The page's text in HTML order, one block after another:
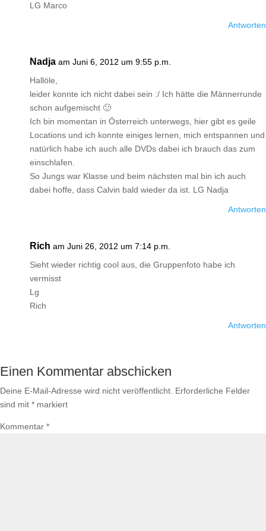
LG Marco
Antworten
Nadja am Juni 6, 2012 um 9:55 p.m.
Hallöle,
leider konnte ich nicht dabei sein :/ Ich hätte die Männerrunde
schon aufgemischt 🙂
Ich bin momentan in Österreich unterwegs, hier gibt es geile
Locations und ich konnte einiges lernen, mich entspannen und
natürlich habe ich auch alle DVDs dabei ich brauch das zum
einschlafen.
So Jungs war Klasse und beim nächsten mal bin ich auch
dabei hoffe, dass Calvin bald wieder da ist. LG Nadja
Antworten
Rich am Juni 26, 2012 um 7:14 p.m.
Sieht wieder richtig cool aus, die Gruppenfoto habe ich
vermisst
Lg
Rich
Antworten
Einen Kommentar abschicken
Deine E-Mail-Adresse wird nicht veröffentlicht. Erforderliche Felder
sind mit * markiert
Kommentar *